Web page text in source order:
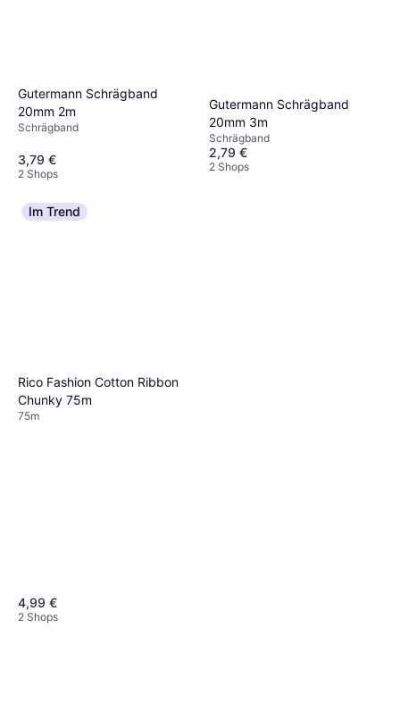
Gutermann Schrägband
20mm 2m
Schrägband
3,79 €
2 Shops
Gutermann Schrägband
20mm 3m
Schrägband
2,79 €
2 Shops
Im Trend
Rico Fashion Cotton Ribbon
Chunky 75m
75m
4,99 €
2 Shops